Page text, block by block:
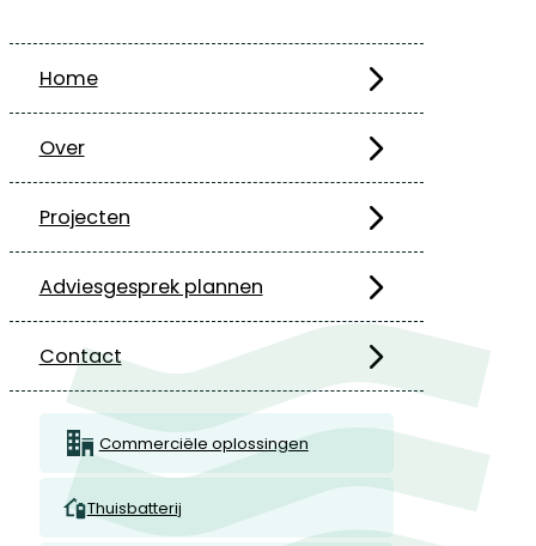
Home
Over
Projecten
Adviesgesprek plannen
Contact
Commerciële oplossingen
Thuisbatterij